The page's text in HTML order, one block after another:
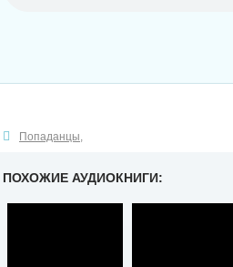
Попаданцы,
ПОХОЖИЕ АУДИОКНИГИ: